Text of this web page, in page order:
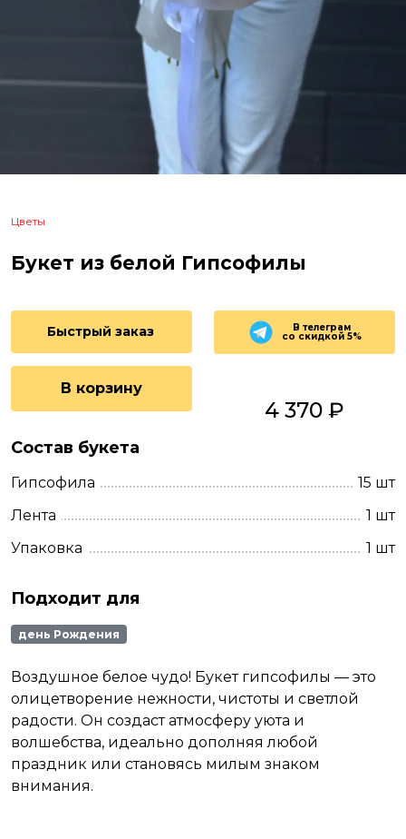
Цветы
Букет из белой Гипсофилы
Быстрый заказ В телеграм
со скидкой 5%
В корзину
4 370 ₽
Состав букета
Гипсофила
15 шт
Лента
1 шт
Упаковка
1 шт
Подходит для
день Рождения
Воздушное белое чудо! Букет гипсофилы — это
олицетворение нежности, чистоты и светлой
радости. Он создаст атмосферу уюта и
волшебства, идеально дополняя любой
праздник или становясь милым знаком
внимания.